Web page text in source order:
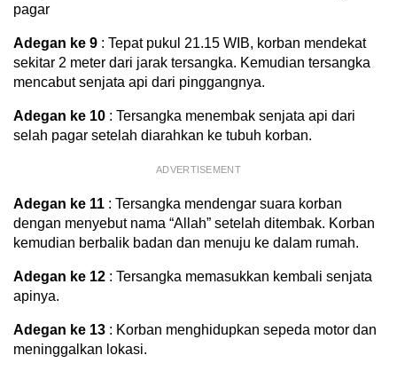
pagar
Adegan ke 9 : Tepat pukul 21.15 WIB, korban mendekat
sekitar 2 meter dari jarak tersangka. Kemudian tersangka
mencabut senjata api dari pinggangnya.
Adegan ke 10 : Tersangka menembak senjata api dari
selah pagar setelah diarahkan ke tubuh korban.
ADVERTISEMENT
Adegan ke 11 : Tersangka mendengar suara korban
dengan menyebut nama “Allah” setelah ditembak. Korban
kemudian berbalik badan dan menuju ke dalam rumah.
Adegan ke 12 : Tersangka memasukkan kembali senjata
apinya.
Adegan ke 13 : Korban menghidupkan sepeda motor dan
meninggalkan lokasi.